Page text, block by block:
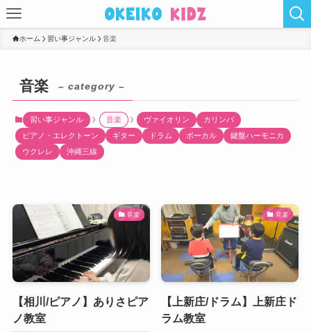
ホーム 習い事ジャンル 音楽
音楽 – category –
習い事ジャンル 音楽 ヴァイオリン
カリンバ
ピアノ・エレクトーン
ギター ドラム ボーカル
鍵盤ハーモニカ
ウクレレ
沖縄三線
音楽
【相川/ピアノ】ありさピア
ノ教室
音楽
【上新庄/ドラム】上新庄ド
ラム教室